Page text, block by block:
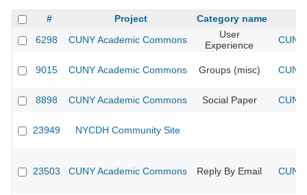
# Project
Category name
6298
CUNY Academic Commons
User
Experience
9015 CUNY Academic Commons Groups (misc)
8898 CUNY Academic Commons Social Paper
23949 NYCDH Community Site
23503 CUNY Academic Commons Reply By Email